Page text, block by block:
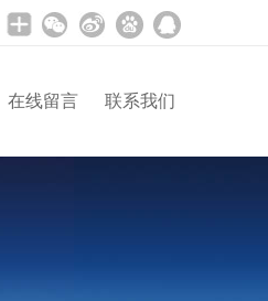
在线留言 联系我们